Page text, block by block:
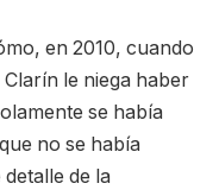
en 2010, cuando
le niega haber
se había
no se había
de la